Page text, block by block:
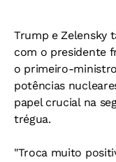
Trump e Zelensky
com o presidente
o primeiro-
potências
papel crucial na
trégua.
"Troca muito